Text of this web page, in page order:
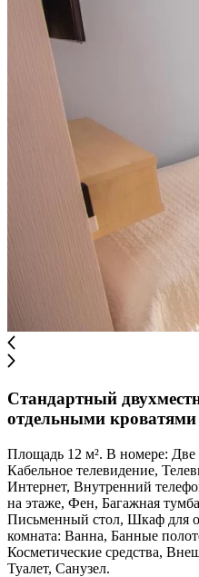
Стандартный
отдельными кроватями
Площадь 12 м². В номере: Две
Кабельное телевидение,
Интернет, Внутренний
на этаже, Фен, Багажная
Письменный стол, Шкаф для
комната: Ванна, Банные
Косметические средства,
Туалет, Санузел.